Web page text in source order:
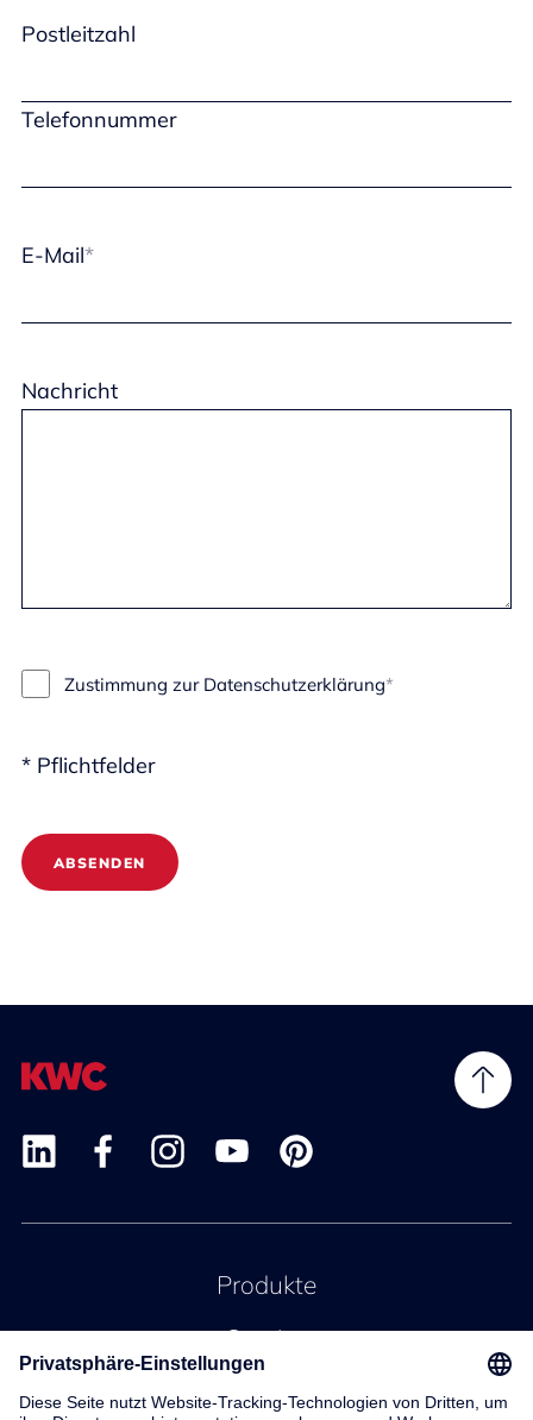
Postleitzahl
Telefonnummer
E-Mail
Nachricht
Zustimmung zur Datenschutzerklärung
* Pflichtfelder
ABSENDEN
Produkte
Service
Kontakt